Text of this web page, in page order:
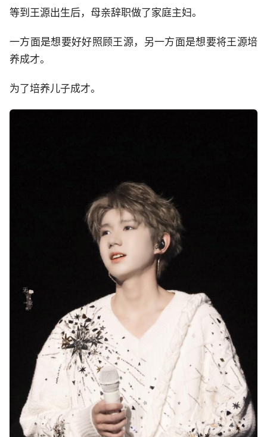
等到王源出生后，母亲辞职做了家庭主妇。
一方面是想要好好照顾王源，另一方面是想要将王源培
养成才。
为了培养儿子成才。